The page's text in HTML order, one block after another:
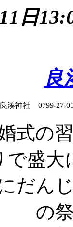
11日
良
湊神社 0799-27-
式の
で盛大
だん
の